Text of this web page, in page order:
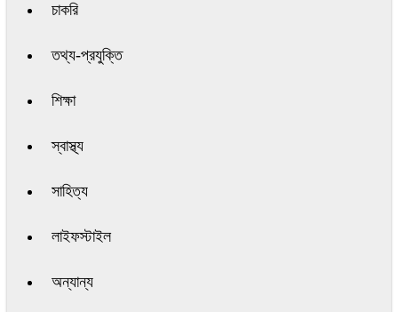
চাকরি
তথ্য-প্রযুক্তি
শিক্ষা
স্বাস্থ্য
সাহিত্য
লাইফস্টাইল
অন্যান্য